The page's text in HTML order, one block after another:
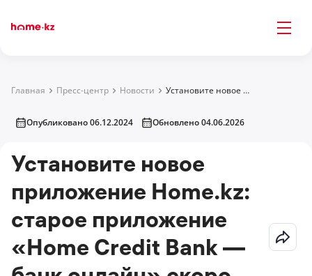
Главная Пресс-центр Новости Установите новое приложение Home.kz: старое приложение «Home Credit Bank — банк онлайн» скоро перестанет работать
Опубликовано 06.12.2024 Обновлено 04.06.2026
Установите новое
приложение Home.kz:
старое приложение
«Home Credit Bank —